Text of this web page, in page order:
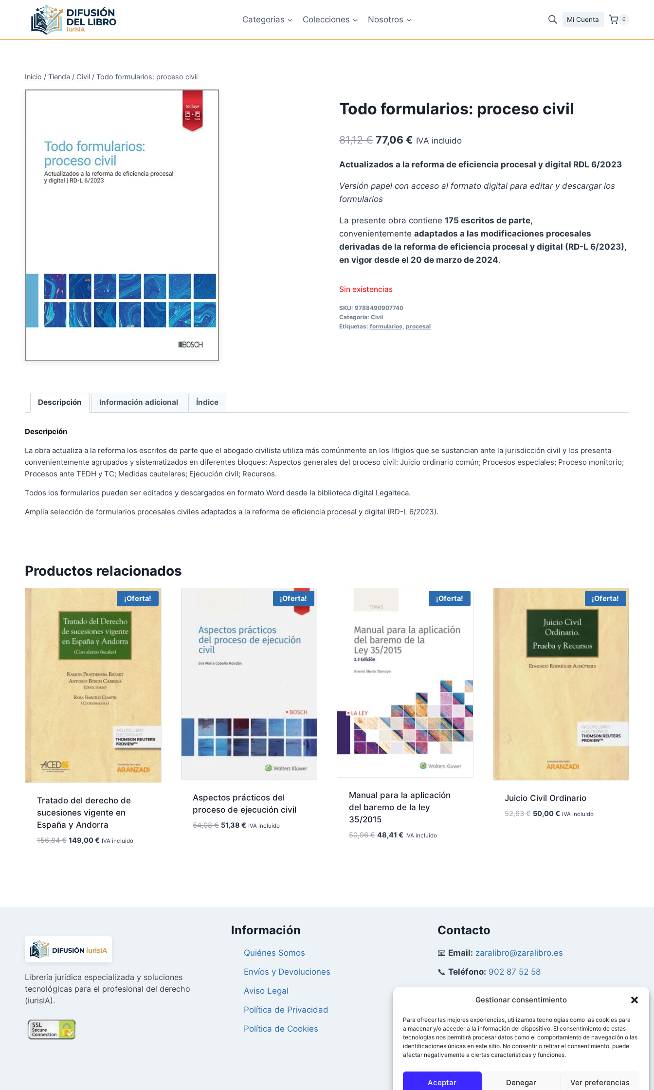
Gestionar consentimiento
Para ofrecer las mejores experiencias, utilizamos tecnologías como las cookies para
almacenar y/o acceder a la información del dispositivo. El consentimiento de estas
tecnologías nos permitirá procesar datos como el comportamiento de navegación o las
identificaciones únicas en este sitio. No consentir o retirar el consentimiento, puede
afectar negativamente a ciertas características y funciones.
Aceptar Denegar Ver preferencias
contenido
Categorias Colecciones Nosotros Mi Cuenta 0
Inicio / Tienda / Civil / Todo formularios: proceso civil
Todo formularios: proceso civil
81,12€ El
original
era:
81,12 €.
77,06 €El
actual
es:
IVA incluido
Actualizados a la reforma de eficiencia procesal y digital RDL 6/2023
Versión papel con acceso al formato digital para editar y descargar los
formularios
La presente obra contiene 175 escritos de parte,
convenientemente adaptados a las modificaciones procesales
derivadas de la reforma de eficiencia procesal y digital (RD-L 6/2023),
en vigor desde el 20 de marzo de 2024.
Sin existencias
SKU: 9788490907740
Categoría: Civil
Etiquetas: formularios procesal
Descripción Información adicional Índice
Descripción
La obra actualiza a la reforma los escritos de parte que el abogado civilista utiliza más comúnmente en los litigios que se sustancian ante la jurisdicción civil y los presenta
convenientemente agrupados y sistematizados en diferentes bloques: Aspectos generales del proceso civil: Juicio ordinario común; Procesos especiales; Proceso monitorio;
Procesos ante TEDH y TC; Medidas cautelares; Ejecución civil; Recursos.
Todos los formularios pueden ser editados y descargados en formato Word desde la biblioteca digital Legalteca.
Amplia selección de formularios procesales civiles adaptados a la reforma de eficiencia procesal y digital (RD-L 6/2023).
Productos relacionados
¡Oferta!
Tratado del derecho de
sucesiones vigente en
España y Andorra
156,84€ El
149,00€ElIVA incluido
¡Oferta!
Aspectos prácticos del
proceso de ejecución civil
54,08€ El
51,38 € El
IVA incluido
¡Oferta!
Manual para la aplicación
del baremo de la ley
35/2015
50,96€ El
48,41 €ElIVA incluido
¡Oferta!
Juicio Civil Ordinario
52,63€ El
50,00€ El
IVA incluido
Librería jurídica especializada y soluciones
tecnológicas para el profesional del derecho
(iurisIA).
Información
Quiénes Somos
Envíos y Devoluciones
Aviso Legal
Política de Privacidad
Política de Cookies
Contacto
📧 Email: zaralibro@zaralibro.es
📞 Teléfono: 902 87 52 58
Mi Cuenta
👤Acceder / Mi Cuenta
🛒Ver Carrito